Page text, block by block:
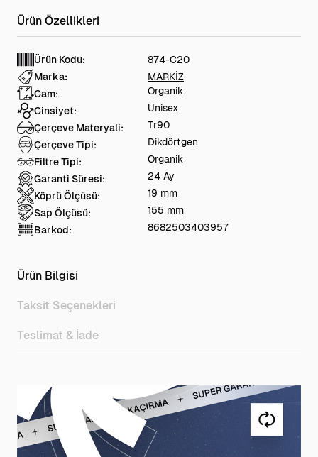
Ürün Kodu:
874-C20
Marka:
MARKİZ
Cam:
Organik
Cinsiyet:
Unisex
Çerçeve Materyali:
Tr90
Çerçeve Tipi:
Dikdörtgen
Filtre Tipi:
Organik
Garanti Süresi:
24 Ay
Köprü Ölçüsü:
19 mm
Sap Ölçüsü:
155 mm
Barkod:
8682503403957
Ürün Bilgisi
Taksit Seçenekleri
Teslimat & İade